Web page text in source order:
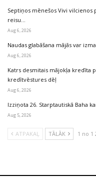
Septiņos mēnešos Vivi vilcienos
reisu…
Aug 6, 2026
Naudas glabāšana mājās var
Aug 6, 2026
Katrs desmitais mājokļa kredīta
kredītvēstures dēļ
Aug 6, 2026
Izziņota 26. Starptautiskā Baha
Aug 5, 2026
ATPAKAĻ TĀLĀK 1 no 1